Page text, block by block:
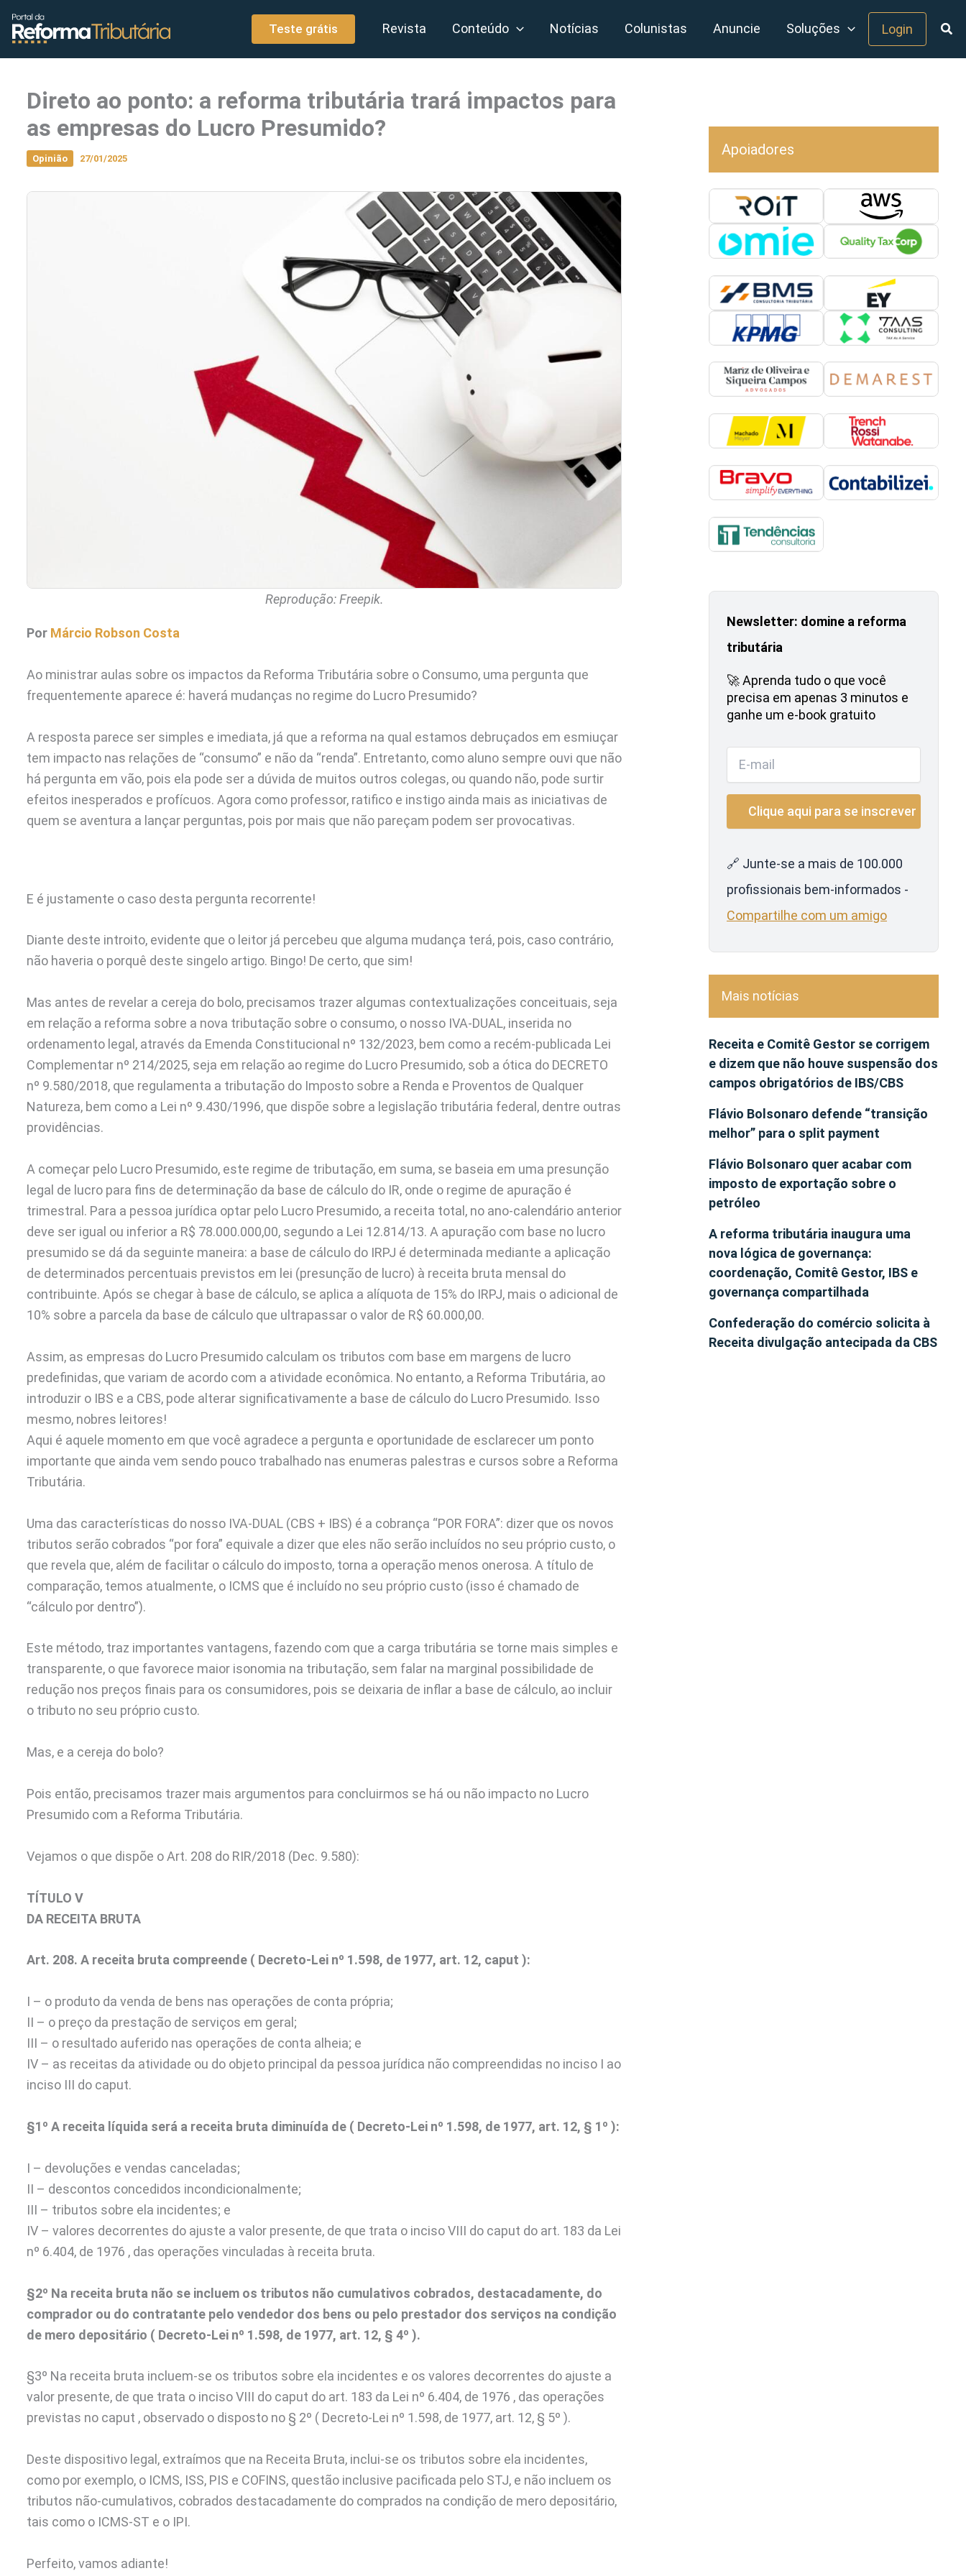
conteúdo
Teste grátis Revista Conteúdo Notícias Colunistas Anuncie Soluções Login
Direto ao ponto: a reforma tributária trará impactos para
as empresas do Lucro Presumido?
Opinião 27/01/2025
Reprodução: Freepik.
Por Márcio Robson Costa
Ao ministrar aulas sobre os impactos da Reforma Tributária sobre o Consumo, uma pergunta que
frequentemente aparece é: haverá mudanças no regime do Lucro Presumido?
A resposta parece ser simples e imediata, já que a reforma na qual estamos debruçados em esmiuçar
tem impacto nas relações de “consumo” e não da “renda”. Entretanto, como aluno sempre ouvi que não
há pergunta em vão, pois ela pode ser a dúvida de muitos outros colegas, ou quando não, pode surtir
efeitos inesperados e profícuos. Agora como professor, ratifico e instigo ainda mais as iniciativas de
quem se aventura a lançar perguntas, pois por mais que não pareçam podem ser provocativas.
E é justamente o caso desta pergunta recorrente!
Diante deste introito, evidente que o leitor já percebeu que alguma mudança terá, pois, caso contrário,
não haveria o porquê deste singelo artigo. Bingo! De certo, que sim!
Mas antes de revelar a cereja do bolo, precisamos trazer algumas contextualizações conceituais, seja
em relação a reforma sobre a nova tributação sobre o consumo, o nosso IVA-DUAL, inserida no
ordenamento legal, através da Emenda Constitucional nº 132/2023, bem como a recém-publicada Lei
Complementar nº 214/2025, seja em relação ao regime do Lucro Presumido, sob a ótica do DECRETO
nº 9.580/2018, que regulamenta a tributação do Imposto sobre a Renda e Proventos de Qualquer
Natureza, bem como a Lei nº 9.430/1996, que dispõe sobre a legislação tributária federal, dentre outras
providências.
A começar pelo Lucro Presumido, este regime de tributação, em suma, se baseia em uma presunção
legal de lucro para fins de determinação da base de cálculo do IR, onde o regime de apuração é
trimestral. Para a pessoa jurídica optar pelo Lucro Presumido, a receita total, no ano-calendário anterior
deve ser igual ou inferior a R$ 78.000.000,00, segundo a Lei 12.814/13. A apuração com base no lucro
presumido se dá da seguinte maneira: a base de cálculo do IRPJ é determinada mediante a aplicação
de determinados percentuais previstos em lei (presunção de lucro) à receita bruta mensal do
contribuinte. Após se chegar à base de cálculo, se aplica a alíquota de 15% do IRPJ, mais o adicional de
10% sobre a parcela da base de cálculo que ultrapassar o valor de R$ 60.000,00.
Assim, as empresas do Lucro Presumido calculam os tributos com base em margens de lucro
predefinidas, que variam de acordo com a atividade econômica. No entanto, a Reforma Tributária, ao
introduzir o IBS e a CBS, pode alterar significativamente a base de cálculo do Lucro Presumido. Isso
mesmo, nobres leitores!
Aqui é aquele momento em que você agradece a pergunta e oportunidade de esclarecer um ponto
importante que ainda vem sendo pouco trabalhado nas enumeras palestras e cursos sobre a Reforma
Tributária.
Uma das características do nosso IVA-DUAL (CBS + IBS) é a cobrança “POR FORA”: dizer que os novos
tributos serão cobrados “por fora” equivale a dizer que eles não serão incluídos no seu próprio custo, o
que revela que, além de facilitar o cálculo do imposto, torna a operação menos onerosa. A título de
comparação, temos atualmente, o ICMS que é incluído no seu próprio custo (isso é chamado de
“cálculo por dentro”).
Este método, traz importantes vantagens, fazendo com que a carga tributária se torne mais simples e
transparente, o que favorece maior isonomia na tributação, sem falar na marginal possibilidade de
redução nos preços finais para os consumidores, pois se deixaria de inflar a base de cálculo, ao incluir
o tributo no seu próprio custo.
Mas, e a cereja do bolo?
Pois então, precisamos trazer mais argumentos para concluirmos se há ou não impacto no Lucro
Presumido com a Reforma Tributária.
Vejamos o que dispõe o Art. 208 do RIR/2018 (Dec. 9.580):
TÍTULO V
DA RECEITA BRUTA
Art. 208. A receita bruta compreende ( Decreto-Lei nº 1.598, de 1977, art. 12, caput ):
I – o produto da venda de bens nas operações de conta própria;
II – o preço da prestação de serviços em geral;
III – o resultado auferido nas operações de conta alheia; e
IV – as receitas da atividade ou do objeto principal da pessoa jurídica não compreendidas no inciso I ao
inciso III do caput.
§1º A receita líquida será a receita bruta diminuída de ( Decreto-Lei nº 1.598, de 1977, art. 12, § 1º ):
I – devoluções e vendas canceladas;
II – descontos concedidos incondicionalmente;
III – tributos sobre ela incidentes; e
IV – valores decorrentes do ajuste a valor presente, de que trata o inciso VIII do caput do art. 183 da Lei
nº 6.404, de 1976 , das operações vinculadas à receita bruta.
§2º Na receita bruta não se incluem os tributos não cumulativos cobrados, destacadamente, do
comprador ou do contratante pelo vendedor dos bens ou pelo prestador dos serviços na condição
de mero depositário ( Decreto-Lei nº 1.598, de 1977, art. 12, § 4º ).
§3º Na receita bruta incluem-se os tributos sobre ela incidentes e os valores decorrentes do ajuste a
valor presente, de que trata o inciso VIII do caput do art. 183 da Lei nº 6.404, de 1976 , das operações
previstas no caput , observado o disposto no § 2º ( Decreto-Lei nº 1.598, de 1977, art. 12, § 5º ).
Deste dispositivo legal, extraímos que na Receita Bruta, inclui-se os tributos sobre ela incidentes,
como por exemplo, o ICMS, ISS, PIS e COFINS, questão inclusive pacificada pelo STJ, e não incluem os
tributos não-cumulativos, cobrados destacadamente do comprados na condição de mero depositário,
tais como o ICMS-ST e o IPI.
Perfeito, vamos adiante!
Apoiadores
Newsletter: domine a reforma
tributária
🚀 Aprenda tudo o que você
precisa em apenas 3 minutos e
ganhe um e-book gratuito
🔗 Junte-se a mais de 100.000
profissionais bem-informados -
Compartilhe com um amigo
Mais notícias
Receita e Comitê Gestor se corrigem
e dizem que não houve suspensão dos
campos obrigatórios de IBS/CBS
Flávio Bolsonaro defende “transição
melhor” para o split payment
Flávio Bolsonaro quer acabar com
imposto de exportação sobre o
petróleo
A reforma tributária inaugura uma
nova lógica de governança:
coordenação, Comitê Gestor, IBS e
governança compartilhada
Confederação do comércio solicita à
Receita divulgação antecipada da CBS